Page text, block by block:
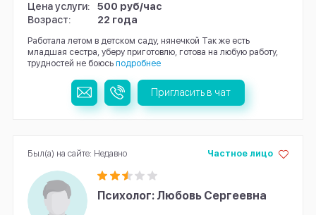
Цена услуги:
500 руб/час
Возраст:
22 года
Работала летом в детском саду, нянечкой Так же есть
младшая сестра, уберу приготовлю, готова на любую работу,
трудностей не боюсь подробнее
Пригласить в чат
Психолог: Любовь Сергеевна
Частное лицо
Был(а) на сайте: Недавно